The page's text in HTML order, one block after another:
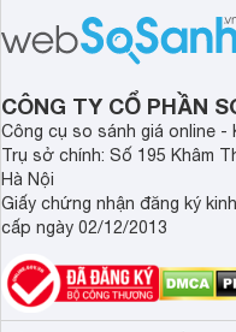
triệu đồng.
CÔNG TY CỔ PHẦN
Công cụ so sánh giá online -
Trụ sở chính: Số 195 Khâm
Hà Nội
Giấy chứng nhận đăng ký
cấp ngày 02/12/2013